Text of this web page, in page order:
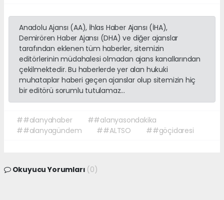
Anadolu Ajansı (AA), İhlas Haber Ajansı (İHA),
Demirören Haber Ajansı (DHA) ve diğer ajanslar
tarafından eklenen tüm haberler, sitemizin
editörlerinin müdahalesi olmadan ajans kanallarından
çekilmektedir. Bu haberlerde yer alan hukuki
muhataplar haberi geçen ajanslar olup sitemizin hiç
bir editörü sorumlu tutulamaz...
##alanyahaber
##alanyasondakika
##alanyagündem
##ALTSO ##göçidaresi
Okuyucu Yorumları (0)